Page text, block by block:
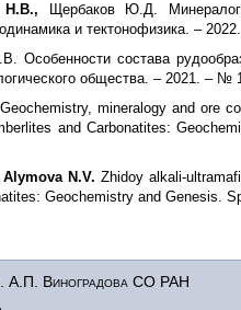
Щербаков Ю.Д.
и тектонофизика. –
Особенности состава
общества. – 2021. – №
mineralogy and ore
and Carbonatites:
Alymova N.V. Zhidoy alkali-
Geochemistry and Genesis.
А.П. Виноградова СО РАН